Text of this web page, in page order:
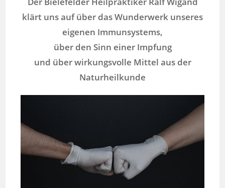
klärt uns auf über das Wunderwerk unseres
eigenen Immunsystems,
über den Sinn einer Impfung
und über wirkungsvolle Mittel aus der
Naturheilkunde